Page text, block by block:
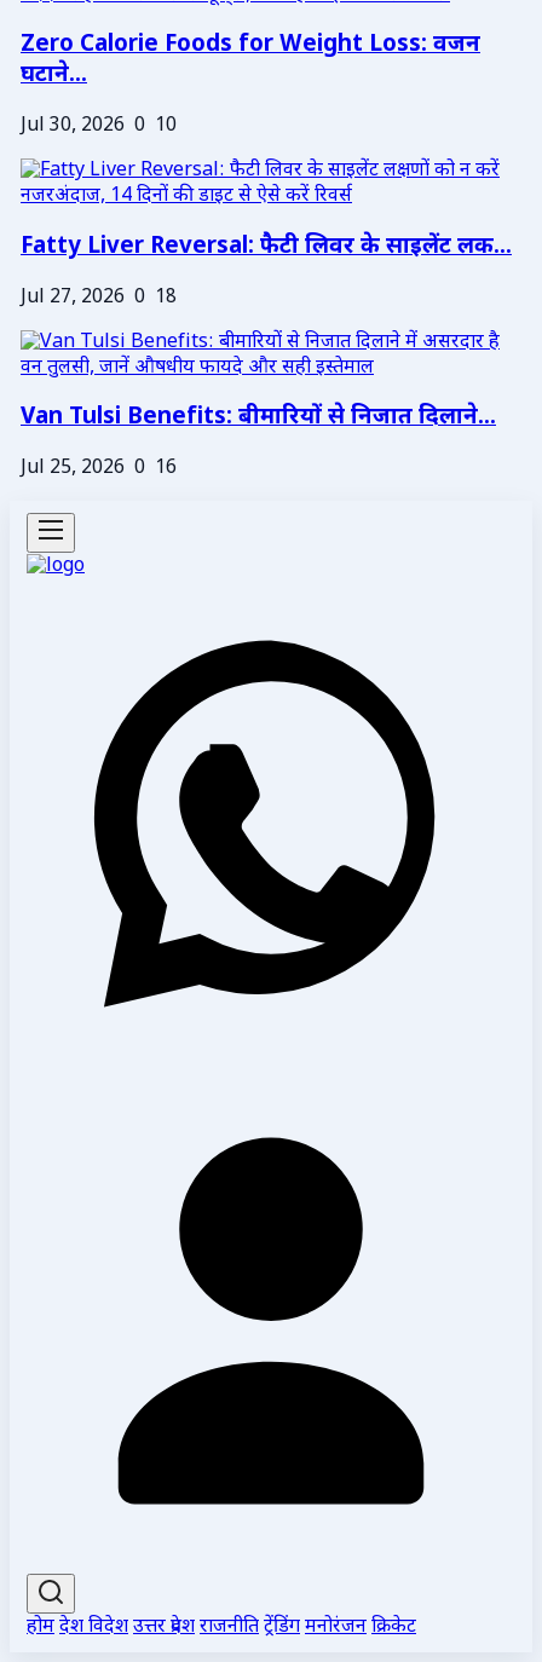
Zero Calorie Foods for Weight Loss: वजन
घटाने...
Jul 30, 2026 0 10
Fatty Liver Reversal: फैटी लिवर के साइलेंट लक...
Jul 27, 2026 0 18
Van Tulsi Benefits: बीमारियों से निजात दिलाने...
Jul 25, 2026 0 16
होमदेश विदेशउत्तर प्रदेशराजनीतिट्रेंडिंगमनोरंजनक्रिकेट